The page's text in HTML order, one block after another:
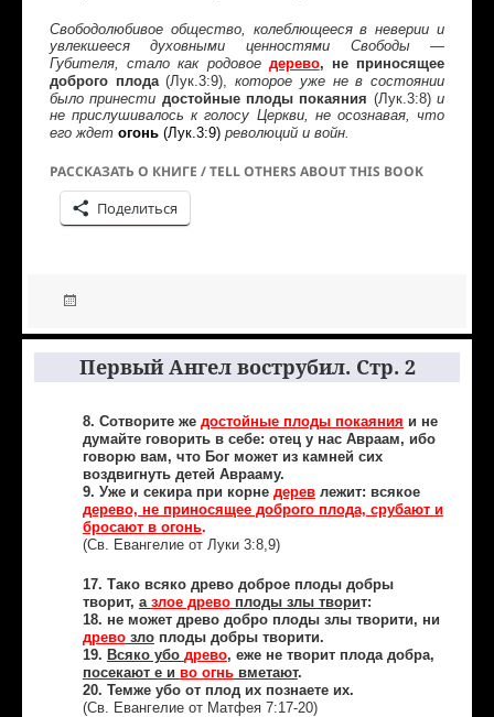
Свободолюбивое общество, колеблющееся в неверии и
увлекшееся духовными ценностями Свободы —
Губителя, стало как родовое дерево, не приносящее
доброго плода(Лук.3:9),
которое уже не в состоянии
было принести достойные плоды покаяния (Лук.3:8)и
не прислушивалось к голосу Церкви, не осознавая, что
его ждет огонь (Лук.3:9) революций и войн.
РАССКАЗАТЬ О КНИГЕ / TELL OTHERS ABOUT THIS BOOK
Поделиться
Первый Ангел вострубил. Стр. 2
8. Сотворите же достойные плоды покаяния и не
думайте говорить в себе: отец у нас Авраам, ибо
говорю вам, что Бог может из камней сих
воздвигнуть детей Аврааму.
9. Уже и секира при корне деревлежит: всякое
дерево, не приносящее доброго плода, срубают и
бросают в огонь.
(Св. Евангелие от Луки 3:8,9)
17. Тако всяко древо доброе плоды добры
творит, а злое древоплоды злы творит:
18. не может древо добро плоды злы творити, ни
древозлоплоды добры творити.
19. Всяко убо древо, еже не творит плода добра,
посекают е и во огньвметают.
20. Темже убо от плод их познаете их.
(Св. Евангелие от Матфея 7:17-20)